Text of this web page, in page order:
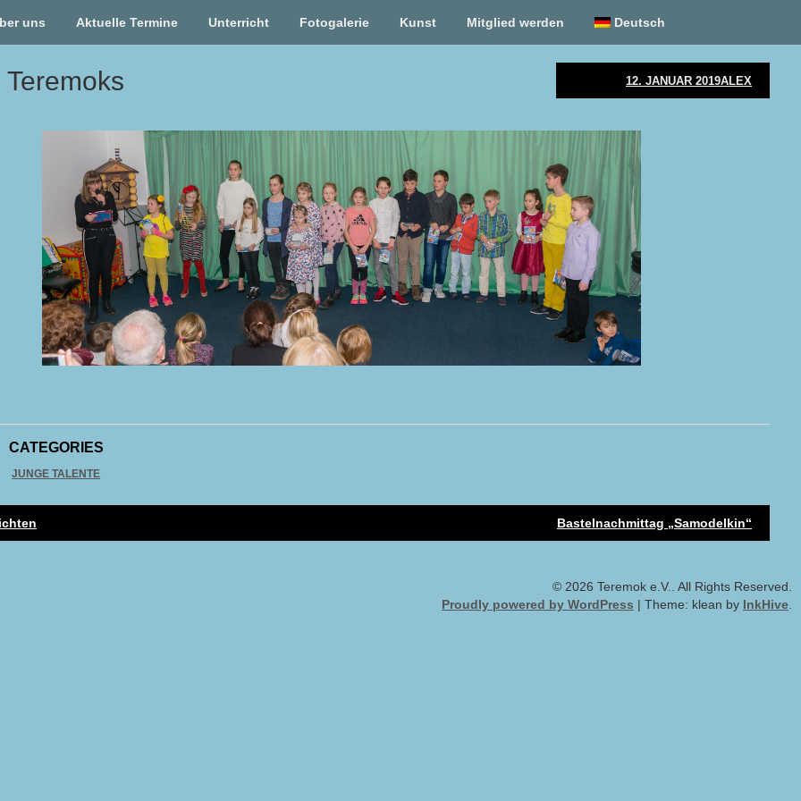
uns Aktuelle Termine Unterricht Fotogalerie Kunst Mitglied werden Deutsch
Teremoks 12. JANUAR 2019ALEX
CATEGORIES
JUNGE TALENTE
Bastelnachmittag „Samodelkin“
© 2026 Teremok e.V.. All Rights Reserved.
Proudly powered by WordPress | Theme: klean by InkHive